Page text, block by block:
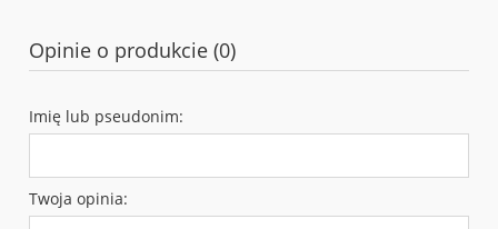
Opinie o produkcie (0)
Imię lub pseudonim:
Twoja opinia: